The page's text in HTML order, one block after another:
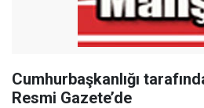
Cumhurbaşkanlığı
Resmi Gazete’de